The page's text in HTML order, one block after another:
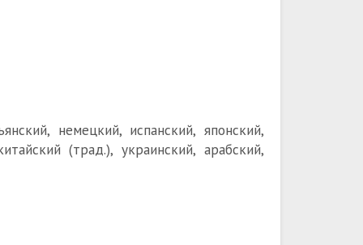
немецкий, испанский, японский,
(трад.), украинский, арабский,